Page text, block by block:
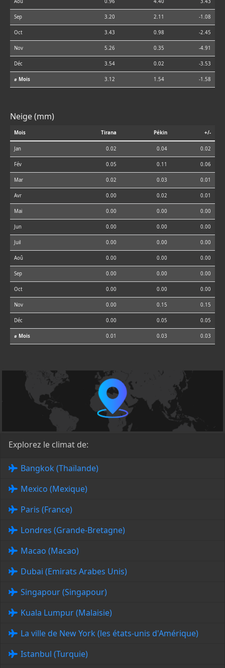
Aoû 0.96 4.40 3.43
Sep 3.20 2.11 -1.08
Oct 3.43 0.98 -2.45
Nov 5.26 0.35 -4.91
Déc 3.54 0.02 -3.53
⌀ Mois 3.12 1.54 -1.58
Neige (mm)
Mois Tirana Pékin +/-
Jan 0.02 0.04 0.02
Fév 0.05 0.11 0.06
Mar 0.02 0.03 0.01
Avr 0.00 0.02 0.01
Mai 0.00 0.00 0.00
Jun 0.00 0.00 0.00
Juil 0.00 0.00 0.00
Aoû 0.00 0.00 0.00
Sep 0.00 0.00 0.00
Oct 0.00 0.00 0.00
Nov 0.00 0.15 0.15
Déc 0.00 0.05 0.05
⌀ Mois 0.01 0.03 0.03
Explorez le climat de:
Bangkok (Thaïlande)
Mexico (Mexique)
Paris (France)
Londres (Grande-Bretagne)
Macao (Macao)
Dubai (Emirats Arabes Unis)
Singapour (Singapour)
Kuala Lumpur (Malaisie)
La ville de New York (les états-unis d'Amérique)
Istanbul (Turquie)